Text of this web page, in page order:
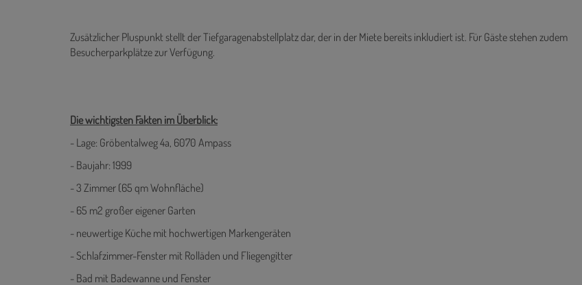
Zusätzlicher Pluspunkt stellt der Tiefgaragenabstellplatz dar, der in der Miete bereits inkludiert ist. Für Gäste stehen zudem
Besucherparkplätze zur Verfügung.
Die wichtigsten Fakten im Überblick:
- Lage: Gröbentalweg 4a, 6070 Ampass
- Baujahr: 1999
- 3 Zimmer (65 qm Wohnfläche)
- 65 m2 großer eigener Garten
- neuwertige Küche mit hochwertigen Markengeräten
- Schlafzimmer-Fenster mit Rolläden und Fliegengitter
- Bad mit Badewanne und Fenster